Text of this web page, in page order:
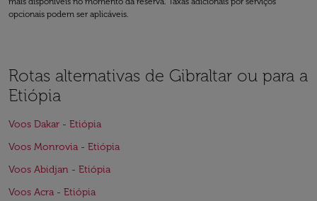
opcionais podem ser aplicáveis.
Rotas alternativas de Gibraltar ou para a
Etiópia
Voos Dakar - Etiópia
Voos Monrovia - Etiópia
Voos Abidjan - Etiópia
Voos Acra - Etiópia